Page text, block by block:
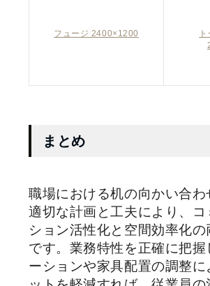
フュージ 2400×1200
まとめ
職場における机の向かい合わ
適切な計画と工夫により、コ
ション活性化と空間効率化
です。業務特性を正確に把握
ーションや家具配置の調整に